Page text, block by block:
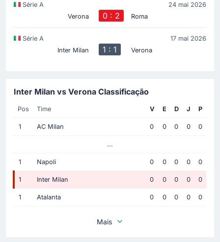
Série A
24 mai 2026
Verona
0 : 2 Roma
Série A
17 mai 2026
Inter Milan
1 : 1 Verona
Inter Milan vs Verona Classificação
Pos Time V E D J P
1 AC Milan 0 0 0 0 0
...
1 Napoli 0 0 0 0 0
1 Inter Milan 0 0 0 0 0
1 Atalanta 0 0 0 0 0
Mais